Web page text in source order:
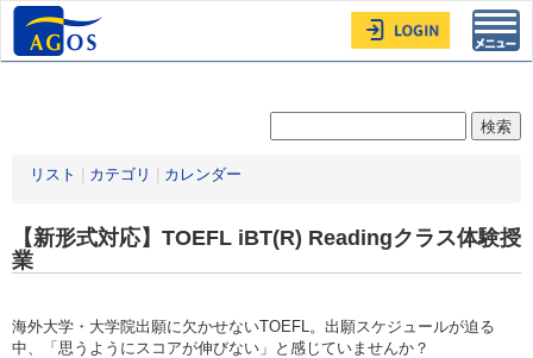
リスト カテゴリ カレンダー
【新形式対応】TOEFL iBT(R) Readingクラス体験授
業
海外大学・大学院出願に欠かせないTOEFL。出願スケジュールが迫る
中、「思うようにスコアが伸びない」と感じていませんか？